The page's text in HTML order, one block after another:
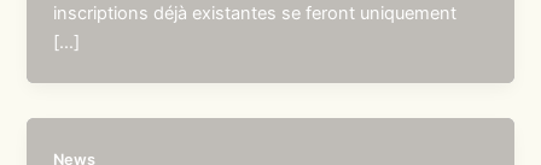
inscriptions déjà existantes se feront uniquement
[…]
News